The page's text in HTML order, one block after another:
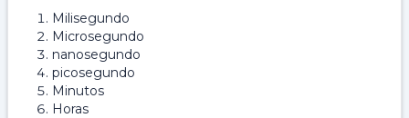
Milisegundo
Microsegundo
nanosegundo
picosegundo
Minutos
Horas